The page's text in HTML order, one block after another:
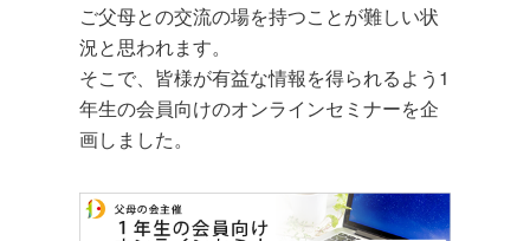
ご父母との交流の場を持つことが難しい状
況と思われます。
そこで、皆様が有益な情報を得られるよう1
年生の会員向けのオンラインセミナーを企
画しました。